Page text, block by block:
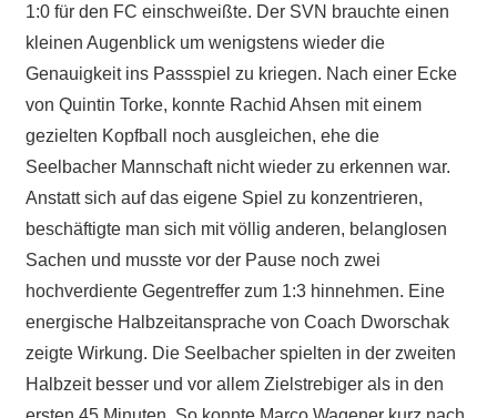
1:0 für den FC einschweißte. Der SVN brauchte einen
kleinen Augenblick um wenigstens wieder die
Genauigkeit ins Passspiel zu kriegen. Nach einer Ecke
von Quintin Torke, konnte Rachid Ahsen mit einem
gezielten Kopfball noch ausgleichen, ehe die
Seelbacher Mannschaft nicht wieder zu erkennen war.
Anstatt sich auf das eigene Spiel zu konzentrieren,
beschäftigte man sich mit völlig anderen, belanglosen
Sachen und musste vor der Pause noch zwei
hochverdiente Gegentreffer zum 1:3 hinnehmen. Eine
energische Halbzeitansprache von Coach Dworschak
zeigte Wirkung. Die Seelbacher spielten in der zweiten
Halbzeit besser und vor allem Zielstrebiger als in den